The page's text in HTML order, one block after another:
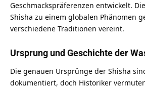
Geschmackspräferenzen entwickelt.
Shisha zu einem globalen Phänomen
verschiedene Traditionen vereint.
Ursprung und Geschichte der
Die genauen Ursprünge der Shisha
dokumentiert, doch Historiker